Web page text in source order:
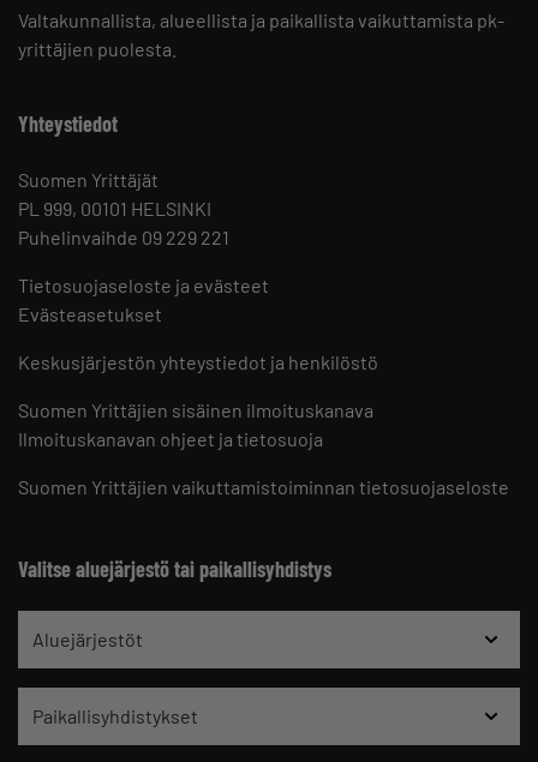
Valtakunnallista, alueellista ja paikallista vaikuttamista pk-
yrittäjien puolesta.
Yhteystiedot
Suomen Yrittäjät
PL 999, 00101 HELSINKI
Puhelinvaihde 09 229 221
Tietosuojaseloste ja evästeet
Evästeasetukset
Keskusjärjestön yhteystiedot ja henkilöstö
Suomen Yrittäjien sisäinen ilmoituskanava
Ilmoituskanavan ohjeet ja tietosuoja
Suomen Yrittäjien vaikuttamistoiminnan tietosuojaseloste
Valitse aluejärjestö tai paikallisyhdistys
Aluejärjestöt
Paikallisyhdistykset